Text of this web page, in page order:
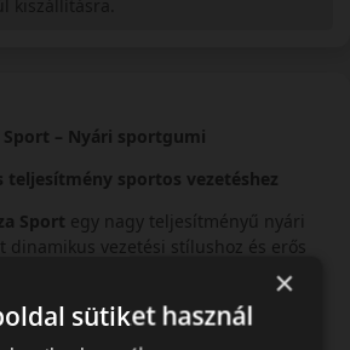
– Nyári sportgumi
teljesítmény sportos vezetéshez
Sport egy nagy teljesítményű nyári
dinamikus vezetési stílushoz és erős
Precíz irányíthatóságot és×
sütiket használ